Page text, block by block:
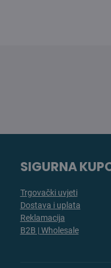
SIGURNA
Trgovački uvjeti
Dostava i uplata
Reklamacija
B2B | Wholesale